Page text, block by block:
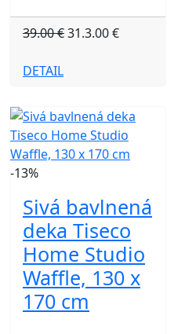
39.00 €31.3.00 €
DETAIL
-13%
Sivá bavlnená
deka Tiseco
Home Studio
Waffle, 130 x
170 cm